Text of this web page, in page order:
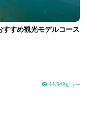
すめ観光モデルコース
44,549ビュー